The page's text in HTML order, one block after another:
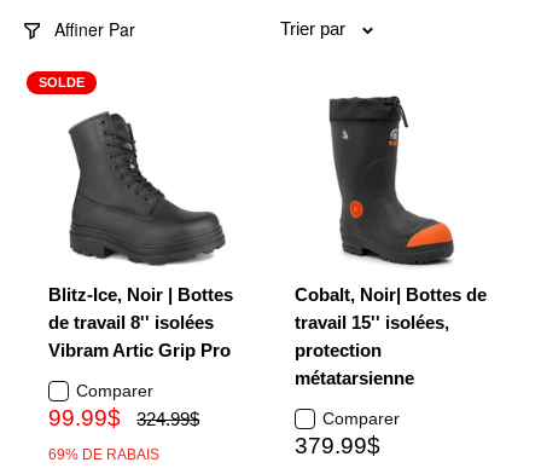
Affiner Par Trier par
SOLDE
Blitz-Ice, Noir | Bottes
de travail 8'' isolées
Vibram Artic Grip Pro
Comparer
99.99$ 324.99$
69% DE RABAIS
Cobalt, Noir| Bottes de
travail 15'' isolées,
protection
métatarsienne
Comparer
379.99$